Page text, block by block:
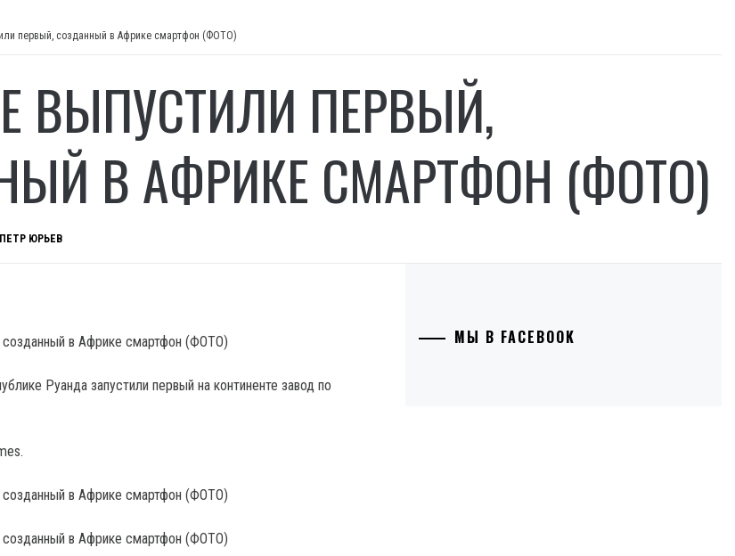
первый, созданный в Африке смартфон (ФОТО)
ВЫПУСТИЛИ ПЕРВЫЙ,
В АФРИКЕ СМАРТФОН (ФОТО)
ПЕТР ЮРЬЕВ
Руанда запустили первый на континенте завод по
МЫ В FACEBOOK